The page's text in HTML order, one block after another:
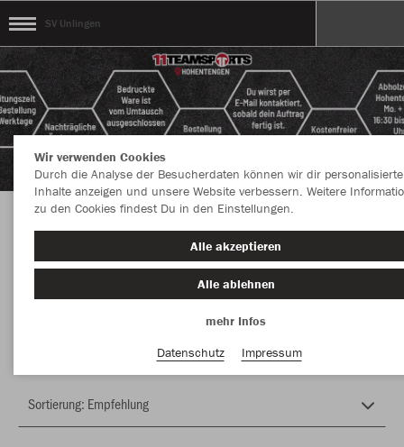
SV Unlingen
Herzlich Willkommen im Teamshop SV
Unlingen
Wir verwenden Cookies
Durch die Analyse der Besucherdaten können wir dir personalisierte
Inhalte anzeigen und unsere Website verbessern. Weitere
zu den Cookies findest Du in den Einstellungen.
Alle akzeptieren
Alle ablehnen
mehr Infos
Datenschutz
Impressum